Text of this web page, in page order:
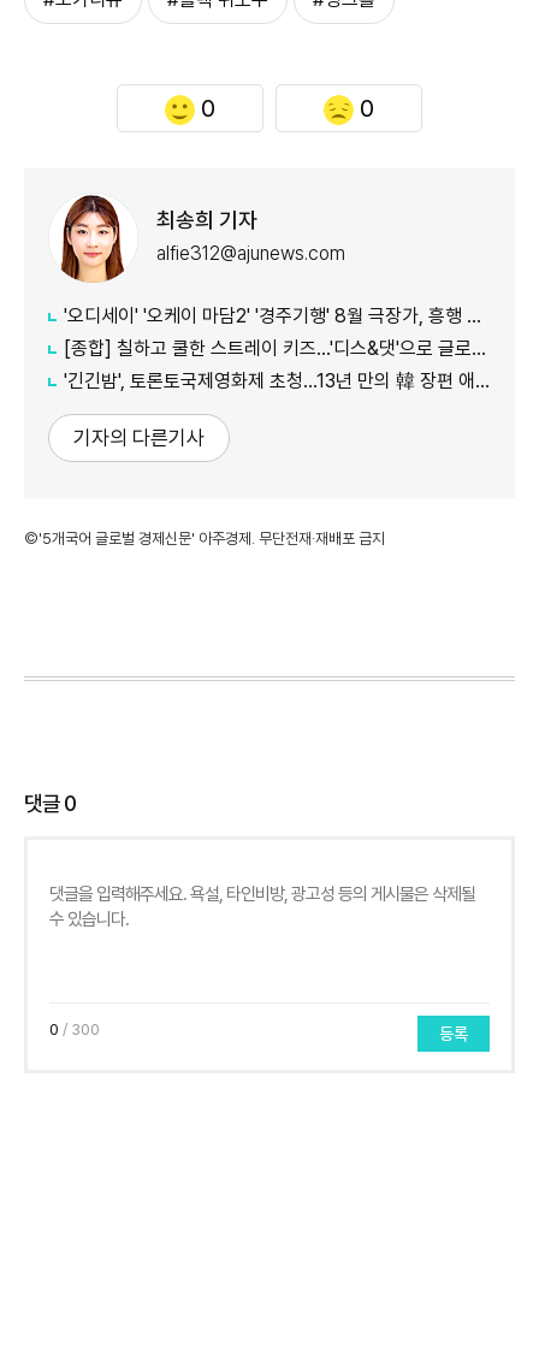
0 0
최송희 기자
alfie312@ajunews.com
'오디세이' '오케이 마담2' '경주기행' 8월 극장가, 흥행 바통 이어갈 신작은
[종합] 칠하고 쿨한 스트레이 키즈…'디스&댓'으로 글로벌 질주
'긴긴밤', 토론토국제영화제 초청…13년 만의 韓 장편 애니
기자의 다른기사
©'5개국어 글로벌 경제신문' 아주경제. 무단전재·재배포 금지
댓글0
0 / 300 등록